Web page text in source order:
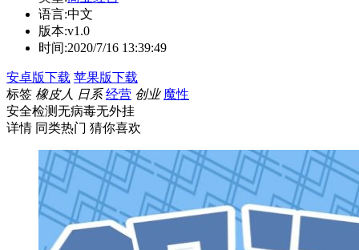
语言:中文
版本:v1.0
时间:2020/7/16 13:39:49
安卓版下载 苹果版下载
标签 橡皮人 日系 经营 创业 魔性
安全检测无病毒无外挂
详情 同类热门 猜你喜欢